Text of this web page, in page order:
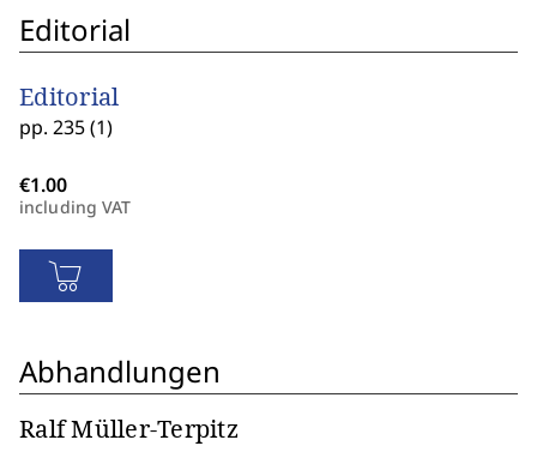
Editorial
Editorial
pp. 235 (1)
including VAT
Abhandlungen
Ralf Müller-Terpitz